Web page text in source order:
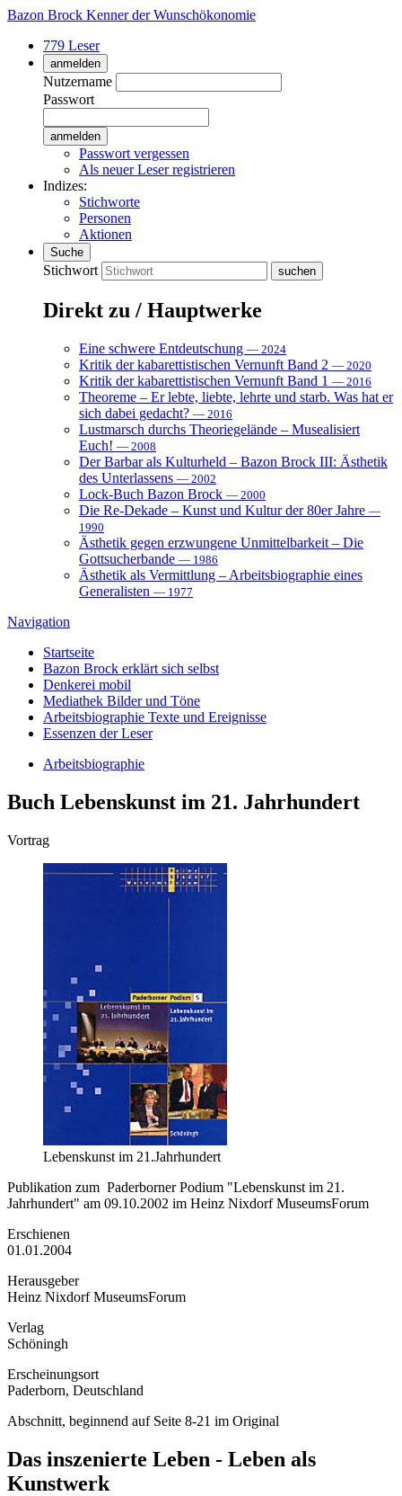
Bazon Brock Kenner der Wunschökonomie
779 Leser
anmelden
Nutzername
Passwort
Passwort vergessen
Als neuer Leser registrieren
Indizes:
Stichworte
Personen
Aktionen
Suche
Stichwort
Direkt zu / Hauptwerke
Eine schwere Entdeutschung — 2024
Kritik der kabarettistischen Vernunft Band 2 — 2020
Kritik der kabarettistischen Vernunft Band 1 — 2016
Theoreme – Er lebte, liebte, lehrte und starb. Was hat er
sich dabei gedacht? — 2016
Lustmarsch durchs Theoriegelände – Musealisiert
Euch! — 2008
Der Barbar als Kulturheld – Bazon Brock III: Ästhetik
des Unterlassens — 2002
Lock-Buch Bazon Brock — 2000
Die Re-Dekade – Kunst und Kultur der 80er Jahre —
1990
Ästhetik gegen erzwungene Unmittelbarkeit – Die
Gottsucherbande — 1986
Ästhetik als Vermittlung – Arbeitsbiographie eines
Generalisten — 1977
Navigation
Startseite
Bazon Brock erklärt sich selbst
Denkerei mobil
Mediathek Bilder und Töne
Arbeitsbiographie Texte und Ereignisse
Essenzen der Leser
Arbeitsbiographie
Buch Lebenskunst im 21. Jahrhundert
Vortrag
Lebenskunst im 21.Jahrhundert
Publikation zum Paderborner Podium "Lebenskunst im 21.
Jahrhundert" am 09.10.2002 im Heinz Nixdorf MuseumsForum
Erschienen
01.01.2004
Herausgeber
Heinz Nixdorf MuseumsForum
Verlag
Schöningh
Erscheinungsort
Paderborn, Deutschland
Abschnitt, beginnend auf Seite 8-21 im Original
Das inszenierte Leben - Leben als
Kunstwerk